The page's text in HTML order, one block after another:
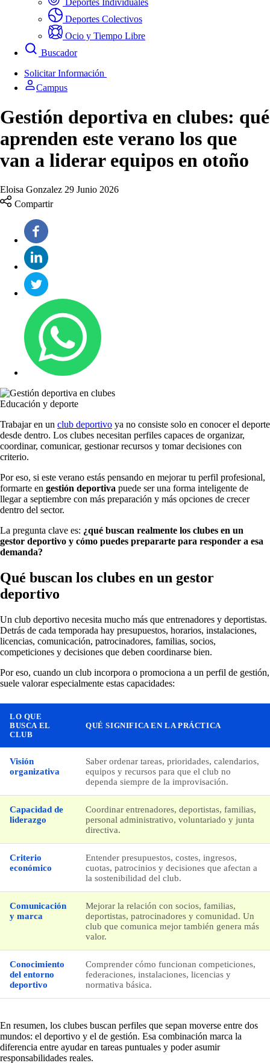
Deportes Individuales
Deportes Colectivos
Ocio y Tiempo Libre
Buscador
Solicitar Información
Campus
Gestión deportiva en clubes: qué
aprenden este verano los que
van a liderar equipos en otoño
Eloisa Gonzalez 29 Junio 2026
Compartir
Educación y deporte
Trabajar en un club deportivo ya no consiste solo en conocer el deporte
desde dentro. Los clubes necesitan perfiles capaces de organizar,
coordinar, comunicar, gestionar recursos y tomar decisiones con
criterio.
Por eso, si este verano estás pensando en mejorar tu perfil profesional,
formarte en gestión deportiva puede ser una forma inteligente de
llegar a septiembre con más preparación y más opciones de crecer
dentro del sector.
La pregunta clave es: ¿qué buscan realmente los clubes en un
gestor deportivo y cómo puedes prepararte para responder a esa
demanda?
Qué buscan los clubes en un gestor
deportivo
Un club deportivo necesita mucho más que entrenadores y deportistas.
Detrás de cada temporada hay presupuestos, horarios, instalaciones,
licencias, comunicación, patrocinadores, familias, socios,
competiciones y decisiones que deben coordinarse bien.
Por eso, cuando un club incorpora o promociona a un perfil de gestión,
suele valorar especialmente estas capacidades:
LO QUE
BUSCA EL
CLUB
QUÉ SIGNIFICA EN LA PRÁCTICA
Visión
organizativa
Saber ordenar tareas, prioridades, calendarios,
equipos y recursos para que el club no
dependa siempre de la improvisación.
Capacidad de
liderazgo
Coordinar entrenadores, deportistas, familias,
personal administrativo, voluntariado y junta
directiva.
Criterio
económico
Entender presupuestos, costes, ingresos,
cuotas, patrocinios y decisiones que afectan a
la sostenibilidad del club.
Comunicación
y marca
Mejorar la relación con socios, familias,
deportistas, patrocinadores y comunidad. Un
club que comunica mejor también genera más
valor.
Conocimiento
del entorno
deportivo
Comprender cómo funcionan competiciones,
federaciones, instalaciones, licencias y
normativa básica.
En resumen, los clubes buscan perfiles que sepan moverse entre dos
mundos: el deportivo y el de gestión. Esa combinación marca la
diferencia entre ayudar en tareas puntuales y poder asumir
responsabilidades reales.